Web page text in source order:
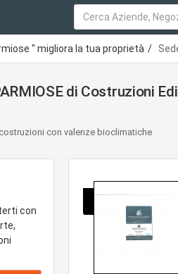
" migliora la tua proprietà
di Costruzioni
con valenze bioclimatiche
con